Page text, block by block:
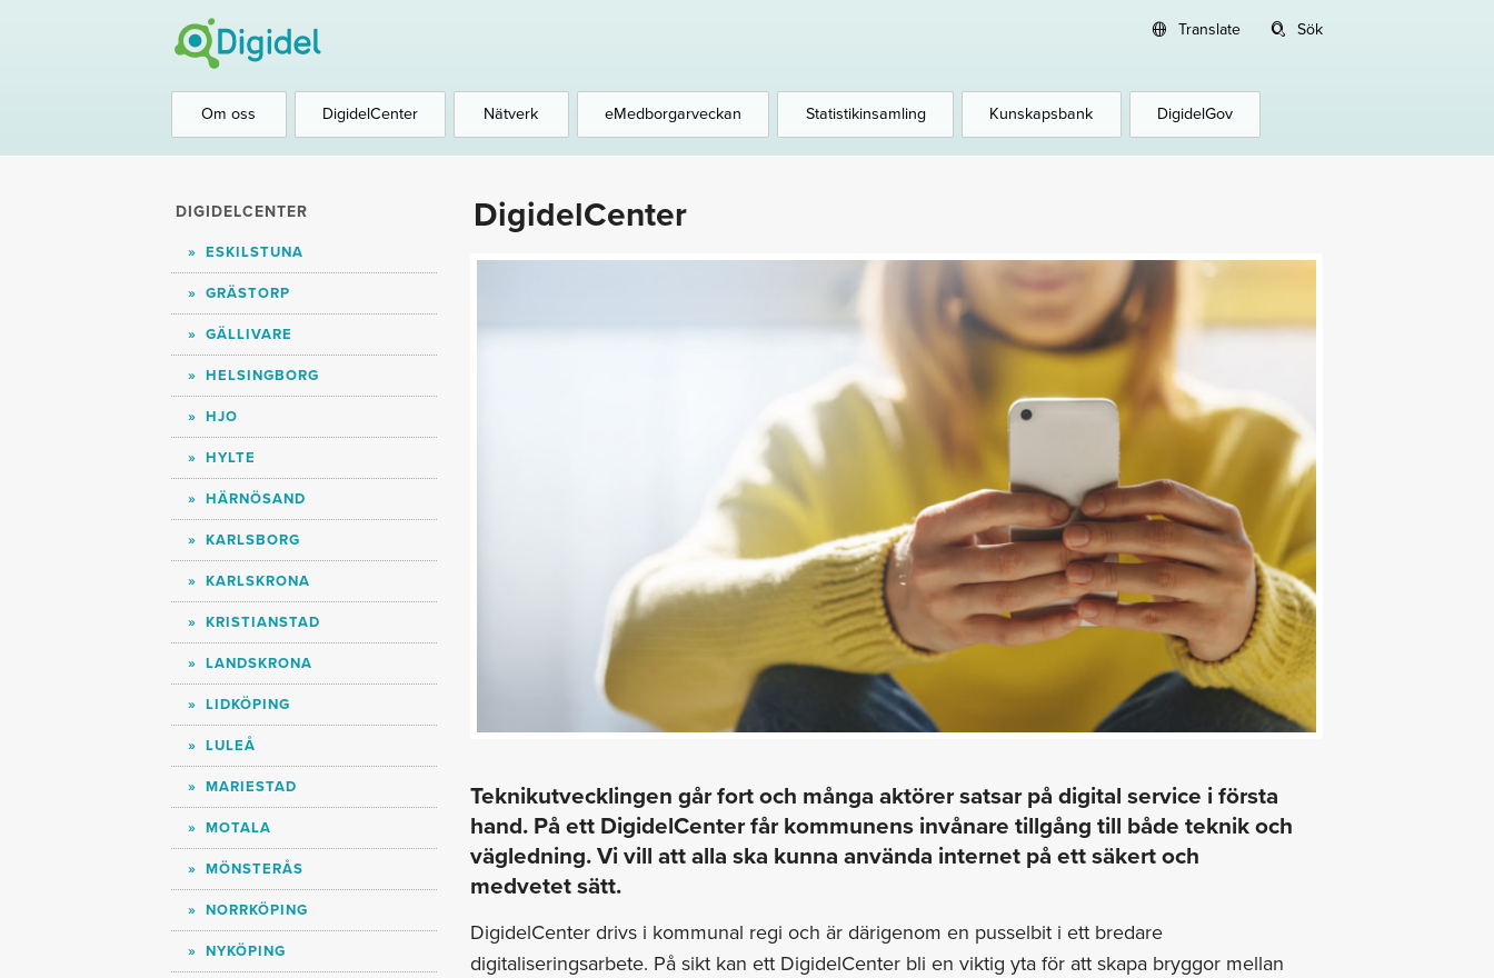
Translate Sök
Om oss DigidelCenter Nätverk eMedborgarveckan Statistikinsamling Kunskapsbank DigidelGov
DIGIDELCENTER
ESKILSTUNA
GRÄSTORP
GÄLLIVARE
HELSINGBORG
HJO
HYLTE
HÄRNÖSAND
KARLSBORG
KARLSKRONA
KRISTIANSTAD
LANDSKRONA
LIDKÖPING
LULEÅ
MARIESTAD
MOTALA
MÖNSTERÅS
NORRKÖPING
NYKÖPING
DigidelCenter
Teknikutvecklingen går fort och många aktörer satsar på digital service i första
hand. På ett DigidelCenter får kommunens invånare tillgång till både teknik och
vägledning. Vi vill att alla ska kunna använda internet på ett säkert och
medvetet sätt.
DigidelCenter drivs i kommunal regi och är därigenom en pusselbit i ett bredare
digitaliseringsarbete. På sikt kan ett DigidelCenter bli en viktig yta för att skapa bryggor mellan